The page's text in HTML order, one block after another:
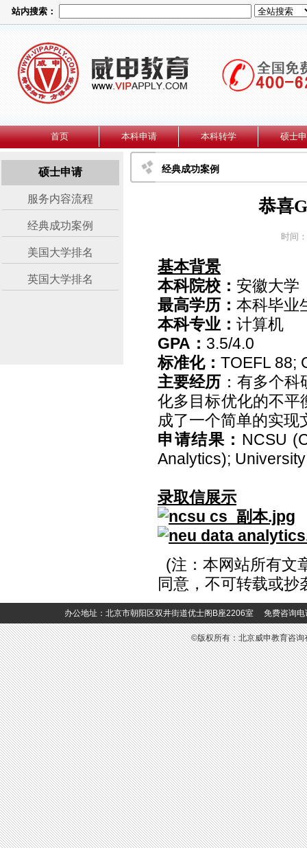
站内搜索：
首页 本科申请 本科转学 硕士
硕士申请
服务内容流程
经典成功案例
美国大学排名
英国大学排名
经典成功案例
恭喜
时间
基本背景
本科院校： 安徽大学
最高学历： 本科毕业
本科专业： 计算机
GPA ： 3.5/4.0
标准化： TOEFL 88;
主要经历 ：有多个
化多目标优化的不平
成了一个简单的实现
申请结果： NCSU
Analytics);
录取信展示
(注：本网站所有文
同意，不可转载或抄
办公地址：北京市朝阳区双井街道优士阁B座2206室 免费咨
©版权所有：北京威申教育咨